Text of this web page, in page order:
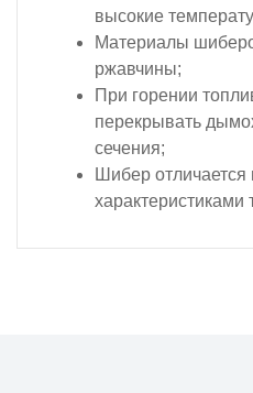
высокие
Материалы
ржавчины;
При горении
перекрывать
сечения;
Шибер
характеристиками